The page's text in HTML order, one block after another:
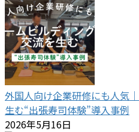
外国人向け企業研修にも人気
生む“出張寿司体験”導入事例
2026年5月16日